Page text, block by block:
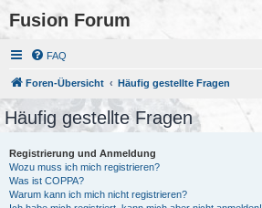
Fusion Forum
FAQ
Foren-Übersicht Häufig gestellte Fragen
Häufig gestellte Fragen
Registrierung und Anmeldung
Wozu muss ich mich registrieren?
Was ist COPPA?
Warum kann ich mich nicht registrieren?